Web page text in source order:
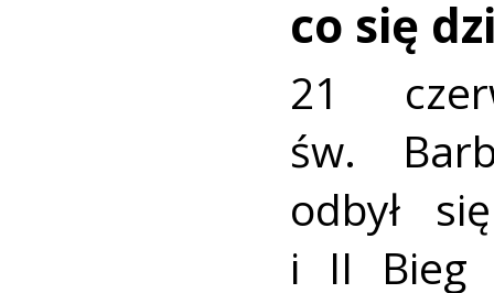
co się
21
św.
odbył
i II Bieg